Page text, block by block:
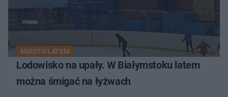
MIASTO LATEM
Lodowisko na upały. W Białymstoku latem
można śmigać na łyżwach